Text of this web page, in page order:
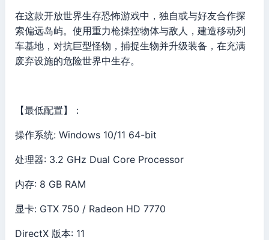
在这款开放世界生存恐怖游戏中，独自或与好友合作探
索偏远岛屿。使用重力枪操控物体与敌人，建造移动列
车基地，对抗巨型怪物，捕捉生物并升级装备，在充满
废弃设施的危险世界中生存。
【最低配置】：
操作系统: Windows 10/11 64-bit
处理器: 3.2 GHz Dual Core Processor
内存: 8 GB RAM
显卡: GTX 750 / Radeon HD 7770
DirectX 版本: 11